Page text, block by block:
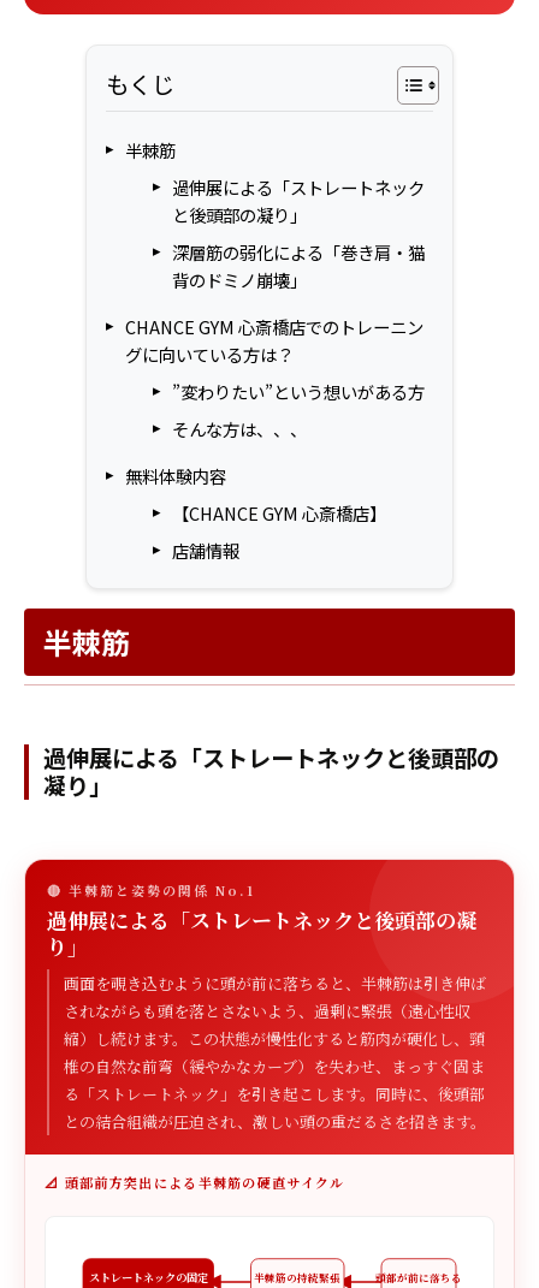
もくじ
半棘筋
過伸展による「ストレートネック
と後頭部の凝り」
深層筋の弱化による「巻き肩・猫
背のドミノ崩壊」
CHANCE GYM 心斎橋店でのトレーニン
グに向いている方は？
”変わりたい”という想いがある方
そんな方は、、、
無料体験内容
【CHANCE GYM 心斎橋店】
店舗情報
半棘筋
過伸展による「ストレートネックと後頭部の
凝り」
🔴 半棘筋と姿勢の関係 No.1
過伸展による「ストレートネックと後頭部の凝
り」
画面を覗き込むように頭が前に落ちると、半棘筋は引き伸ば
されながらも頭を落とさないよう、過剰に緊張（遠心性収
縮）し続けます。この状態が慢性化すると筋肉が硬化し、頸
椎の自然な前弯（緩やかなカーブ）を失わせ、まっすぐ固ま
る「ストレートネック」を引き起こします。同時に、後頭部
との結合組織が圧迫され、激しい頭の重だるさを招きます。
📐 頭部前方突出による半棘筋の硬直サイクル
頭部が前に落ちる
半棘筋の持続緊張
ストレートネックの固定